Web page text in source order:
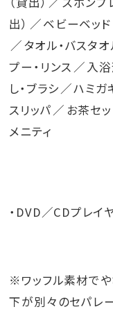
出）
ベビーベッド
タオル・バスタオ
プー・リンス
入
し・ブラシ
ハミガ
スリッパ
お茶セッ
メニティ
・DVD／CDプレイ
※ワッフル素材でや
下が別々のセパレ